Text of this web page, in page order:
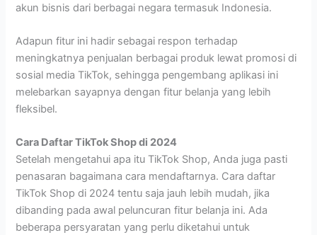
akun bisnis dari berbagai negara termasuk Indonesia.
Adapun fitur ini hadir sebagai respon terhadap
meningkatnya penjualan berbagai produk lewat promosi di
sosial media TikTok, sehingga pengembang aplikasi ini
melebarkan sayapnya dengan fitur belanja yang lebih
fleksibel.
Cara Daftar TikTok Shop di 2024
Setelah mengetahui apa itu TikTok Shop, Anda juga pasti
penasaran bagaimana cara mendaftarnya. Cara daftar
TikTok Shop di 2024 tentu saja jauh lebih mudah, jika
dibanding pada awal peluncuran fitur belanja ini. Ada
beberapa persyaratan yang perlu diketahui untuk